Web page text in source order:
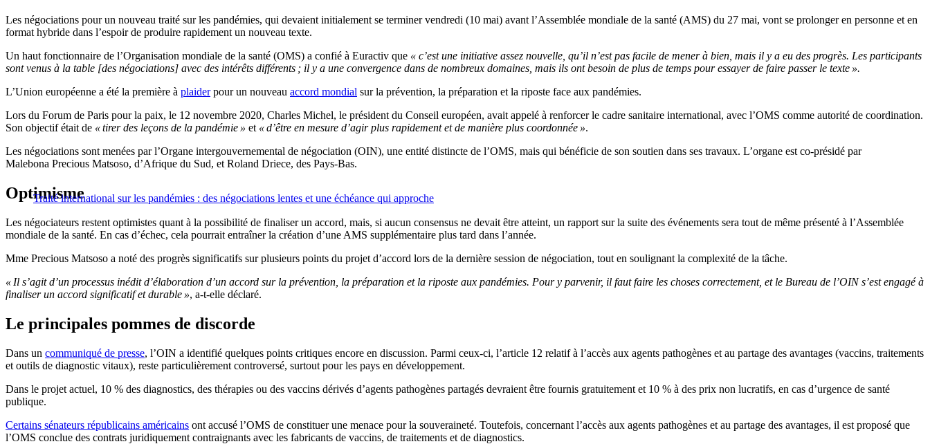
Les négociations pour un nouveau traité sur les pandémies, qui devaient initialement se terminer vendredi (10 mai) avant l’Assemblée mondiale de la santé (AMS) du 27 mai, vont se prolonger en personne et en
format hybride dans l’espoir de produire rapidement un nouveau texte.
Un haut fonctionnaire de l’Organisation mondiale de la santé (OMS) a confié à Euractiv que « c’est une initiative assez nouvelle, qu’il n’est pas facile de mener à bien, mais il y a eu des progrès. Les participants
sont venus à la table [des négociations] avec des intérêts différents ; il y a une convergence dans de nombreux domaines, mais ils ont besoin de plus de temps pour essayer de faire passer le texte ».
L’Union européenne a été la première à plaiderpour un nouveau accord mondial sur la prévention, la préparation et la riposte face aux pandémies.
Lors du Forum de Paris pour la paix, le 12 novembre 2020, Charles Michel, le président du Conseil européen, avait appelé à renforcer le cadre sanitaire international, avec l’OMS comme autorité de coordination.
Son objectif était de « tirer des leçons de la pandémie » et « d’être en mesure d’agir plus rapidement et de manière plus coordonnée ».
Les négociations sont menées par l’Organe intergouvernemental de négociation (OIN), une entité distincte de l’OMS, mais qui bénéficie de son soutien dans ses travaux. L’organe est co-présidé par
Malebona Precious Matsoso, d’Afrique du Sud, et Roland Driece, des Pays-Bas.
Traité international sur les pandémies : des négociations lentes et une échéance qui approche
Optimisme
Les négociateurs restent optimistes quant à la possibilité de finaliser un accord, mais, si aucun consensus ne devait être atteint, un rapport sur la suite des événements sera tout de même présenté à l’Assemblée
mondiale de la santé. En cas d’échec, cela pourrait entraîner la création d’une AMS supplémentaire plus tard dans l’année.
Mme Precious Matsoso a noté des progrès significatifs sur plusieurs points du projet d’accord lors de la dernière session de négociation, tout en soulignant la complexité de la tâche.
« Il s’agit d’un processus inédit d’élaboration d’un accord sur la prévention, la préparation et la riposte aux pandémies. Pour y parvenir, il faut faire les choses correctement, et le Bureau de l’OIN s’est engagé à
finaliser un accord significatif et durable », a-t-elle déclaré.
Le principales pommes de discorde
Dans un communiqué de presse, l’OIN a identifié quelques points critiques encore en discussion. Parmi ceux-ci, l’article 12 relatif à l’accès aux agents pathogènes et au partage des avantages (vaccins, traitements
et outils de diagnostic vitaux), reste particulièrement controversé, surtout pour les pays en développement.
Dans le projet actuel, 10 % des diagnostics, des thérapies ou des vaccins dérivés d’agents pathogènes partagés devraient être fournis gratuitement et 10 % à des prix non lucratifs, en cas d’urgence de santé
publique.
Certains sénateurs républicains américains ont accusé l’OMS de constituer une menace pour la souveraineté. Toutefois, concernant l’accès aux agents pathogènes et au partage des avantages, il est proposé que
l’OMS conclue des contrats juridiquement contraignants avec les fabricants de vaccins, de traitements et de diagnostics.